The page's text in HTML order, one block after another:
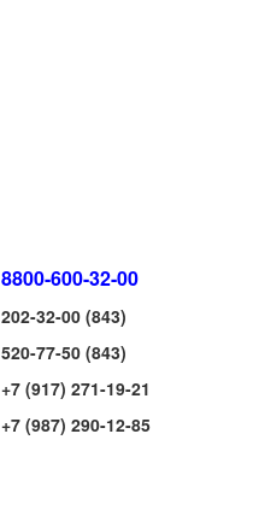
8800-600-32-00
202-32-00 (843)
520-77-50 (843)
+7 (917) 271-19-21
+7 (987) 290-12-85